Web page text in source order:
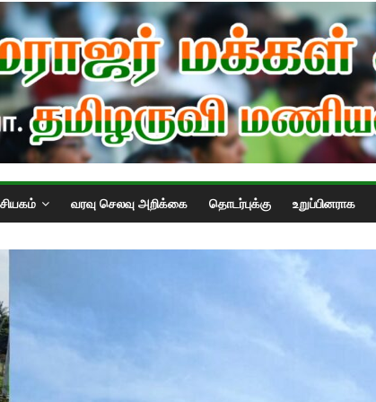
வரவு செலவு அறிக்கை தொடர்புக்கு உறுப்பினராக